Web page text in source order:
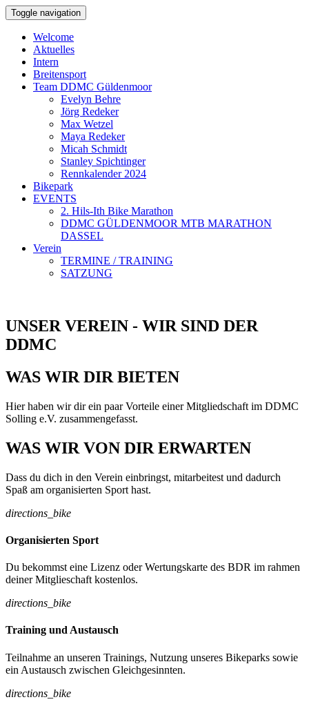
Toggle navigation
Welcome
Aktuelles
Intern
Breitensport
Team DDMC Güldenmoor
Evelyn Behre
Jörg Redeker
Max Wetzel
Maya Redeker
Micah Schmidt
Stanley Spichtinger
Rennkalender 2024
Bikepark
EVENTS
2. Hils-Ith Bike Marathon
DDMC GÜLDENMOOR MTB MARATHON
DASSEL
Verein
TERMINE / TRAINING
SATZUNG
UNSER VEREIN - WIR SIND DER
DDMC
WAS WIR DIR BIETEN
Hier haben wir dir ein paar Vorteile einer Mitgliedschaft im DDMC
Solling e.V. zusammengefasst.
WAS WIR VON DIR ERWARTEN
Dass du dich in den Verein einbringst, mitarbeitest und dadurch
Spaß am organisierten Sport hast.
directions_bike
Organisierten Sport
Du bekommst eine Lizenz oder Wertungskarte des BDR im rahmen
deiner Mitglieschaft kostenlos.
directions_bike
Training und Austausch
Teilnahme an unseren Trainings, Nutzung unseres Bikeparks sowie
ein Austausch zwischen Gleichgesinnten.
directions_bike